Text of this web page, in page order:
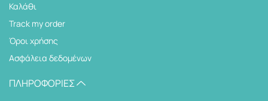
Καλάθι
Track my order
Όροι χρήσης
Ασφάλεια δεδομένων
ΠΛΗΡΟΦΟΡΊΕΣ